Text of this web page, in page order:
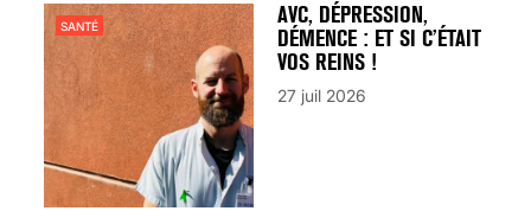
AVC, DÉPRESSION,
DÉMENCE : ET SI C’ÉTAIT
VOS REINS !
SANTÉ
27 juil 2026